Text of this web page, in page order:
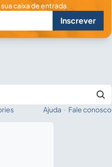
caixa de entrada.
Inscrever
Ajuda · Fale conosco